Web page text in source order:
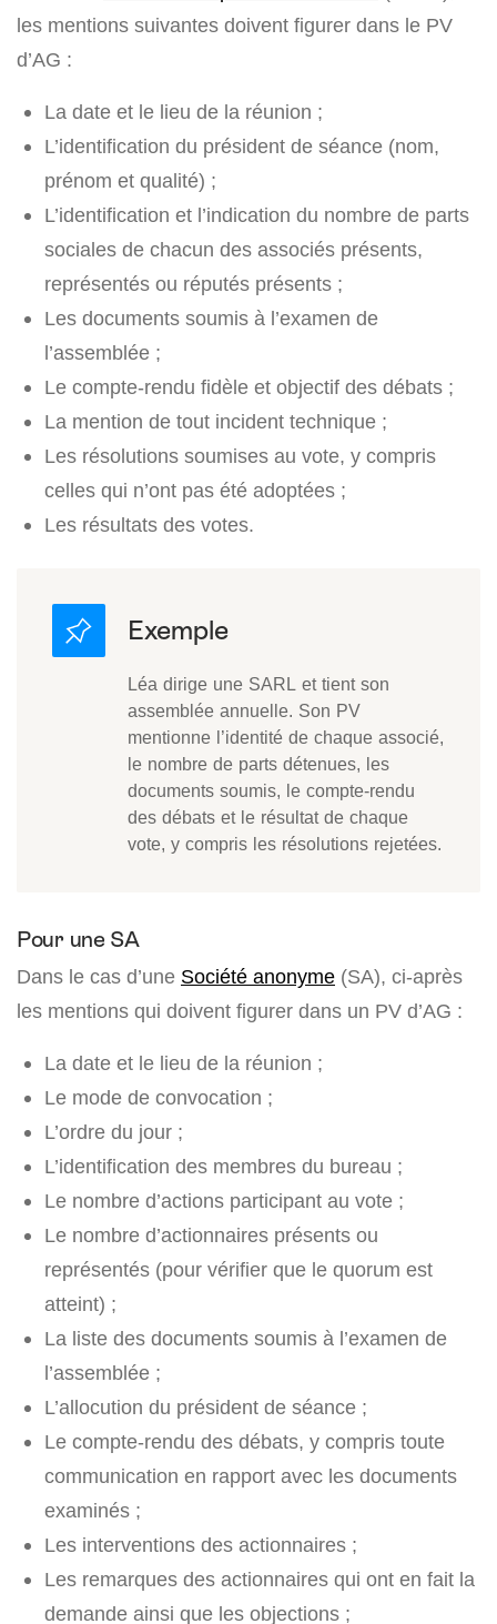
les mentions suivantes doivent figurer dans le PV
d’AG :
La date et le lieu de la réunion ;
L’identification du président de séance (nom,
prénom et qualité) ;
L’identification et l’indication du nombre de parts
sociales de chacun des associés présents,
représentés ou réputés présents ;
Les documents soumis à l’examen de
l’assemblée ;
Le compte-rendu fidèle et objectif des débats ;
La mention de tout incident technique ;
Les résolutions soumises au vote, y compris
celles qui n’ont pas été adoptées ;
Les résultats des votes.
Léa dirige une SARL et tient son
assemblée annuelle. Son PV
mentionne l’identité de chaque associé,
le nombre de parts détenues, les
documents soumis, le compte-rendu
des débats et le résultat de chaque
vote, y compris les résolutions rejetées.
Pour une SA
Dans le cas d’une Société anonyme (SA), ci-après
les mentions qui doivent figurer dans un PV d’AG :
La date et le lieu de la réunion ;
Le mode de convocation ;
L’ordre du jour ;
L’identification des membres du bureau ;
Le nombre d’actions participant au vote ;
Le nombre d’actionnaires présents ou
représentés (pour vérifier que le quorum est
atteint) ;
La liste des documents soumis à l’examen de
l’assemblée ;
L’allocution du président de séance ;
Le compte-rendu des débats, y compris toute
communication en rapport avec les documents
examinés ;
Les interventions des actionnaires ;
Les remarques des actionnaires qui ont en fait la
demande ainsi que les objections ;